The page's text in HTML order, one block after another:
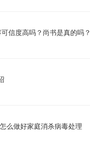
信度高吗？尚书是真的吗？
么做好家庭消杀病毒处理